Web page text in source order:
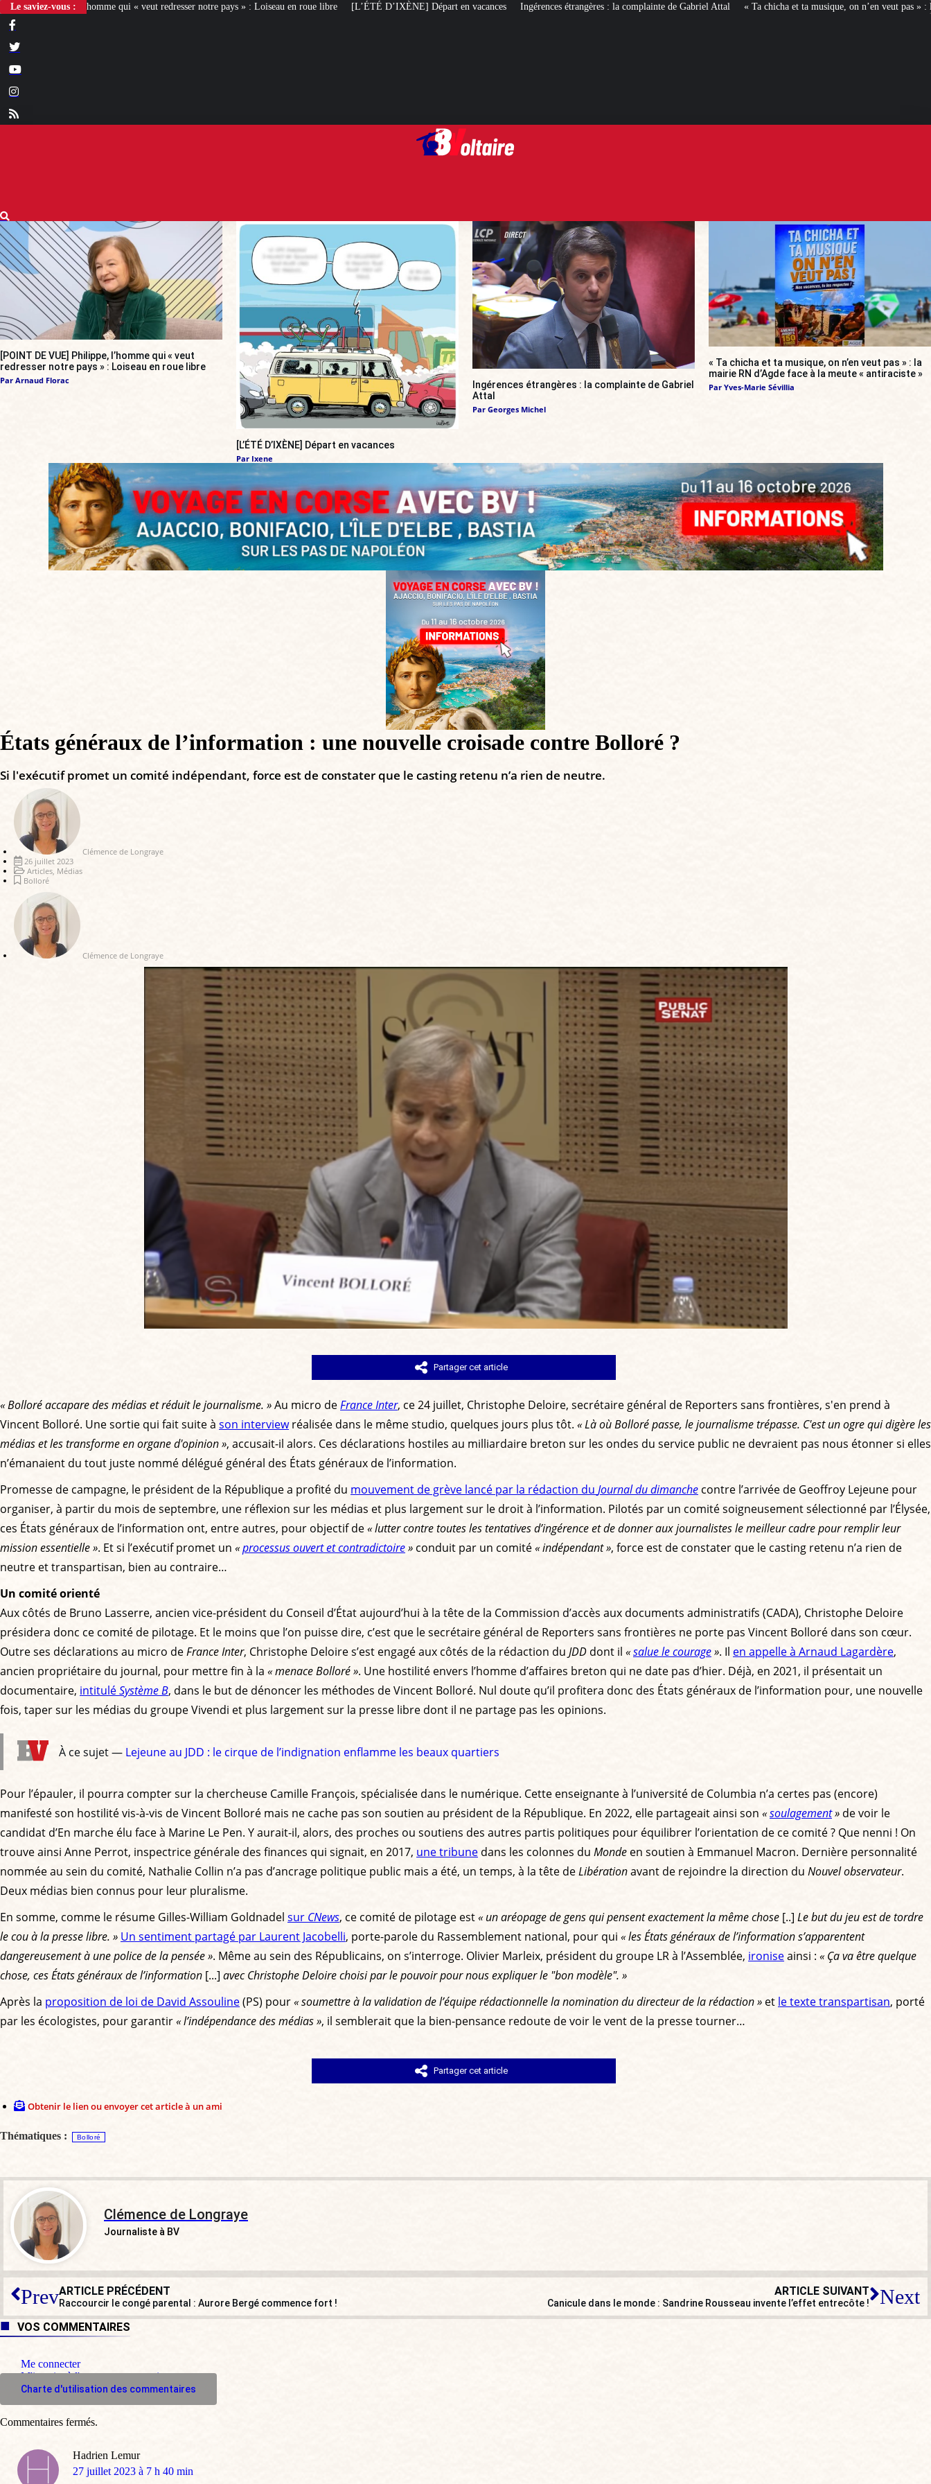
Le saviez-vous :
« veut redresser notre pays » : Loiseau en roue libre [L’ÉTÉ D’IXÈNE] Départ en vacances Ingérences étrangères : la complainte de Gabriel Attal « Ta chicha et ta musique, on n’en veut pas » : la mairie RN d’Agde face à
[POINT DE VUE] Philippe, l’homme qui « veut
redresser notre pays » : Loiseau en roue libre
Par Arnaud Florac
[L’ÉTÉ D’IXÈNE] Départ en vacances
Par Ixene
Ingérences étrangères : la complainte de Gabriel
Attal
Par Georges Michel
« Ta chicha et ta musique, on n’en veut pas » : la
mairie RN d’Agde face à la meute « antiraciste »
Par Yves-Marie Sévillia
États généraux de l’information : une nouvelle croisade contre Bolloré ?
Si l'exécutif promet un comité indépendant, force est de constater que le casting retenu n’a rien de neutre.
Clémence de Longraye
26 juillet 2023
Articles Médias
Bolloré
Clémence de Longraye
Partager cet article
« Bolloré accapare des médias et réduit le journalisme. »Au micro deFrance Inter, ce 24 juillet, Christophe Deloire, secrétaire général de Reporters sans frontières, s'en prend à
Vincent Bolloré. Une sortie qui fait suite à son interviewréalisée dans le même studio, quelques jours plus tôt. « Là où Bolloré passe, le journalisme trépasse. C'est un ogre qui digère les
médias et les transforme en organe d'opinion », accusait-il alors. Ces déclarations hostiles au milliardaire breton sur les ondes du service public ne devraient pas nous étonner si elles
n’émanaient du tout juste nommé délégué général des États généraux de l’information.
Promesse de campagne, le président de la République a profité du mouvement de grève lancé par la rédaction du Journal du dimanche contre l’arrivée de Geoffroy Lejeune pour
organiser, à partir du mois de septembre, une réflexion sur les médias et plus largement sur le droit à l’information. Pilotés par un comité soigneusement sélectionné par l’Élysée,
ces États généraux de l’information ont, entre autres, pour objectif de« lutter contre toutes les tentatives d’ingérence et de donner aux journalistes le meilleur cadre pour remplir leur
mission essentielle ». Et si l’exécutif promet un «processus ouvert et contradictoire» conduit par un comité« indépendant », force est de constater que le casting retenu n’a rien de
neutre et transpartisan, bien au contraire…
Un comité orienté
Aux côtés de Bruno Lasserre, ancien vice-président du Conseil d’État aujourd’hui à la tête de la Commission d’accès aux documents administratifs (CADA), Christophe Deloire
présidera donc ce comité de pilotage. Et le moins que l’on puisse dire, c’est que le secrétaire général de Reporters sans frontières ne porte pas Vincent Bolloré dans son cœur.
Outre ses déclarations au micro deFrance Inter, Christophe Deloire s’est engagé aux côtés de la rédaction du JDD dont il «salue le courage». Il en appelle à Arnaud Lagardère,
ancien propriétaire du journal, pour mettre fin à la « menace Bolloré ». Une hostilité envers l’homme d’affaires breton qui ne date pas d’hier. Déjà, en 2021, il présentait un
documentaire, intituléSystème B, dans le but de dénoncer les méthodes de Vincent Bolloré. Nul doute qu’il profitera donc des États généraux de l’information pour, une nouvelle
fois, taper sur les médias du groupe Vivendi et plus largement sur la presse libre dont il ne partage pas les opinions.
À ce sujet — Lejeune au JDD : le cirque de l’indignation enflamme les beaux quartiers
Pour l’épauler, il pourra compter sur la chercheuse Camille François, spécialisée dans le numérique. Cette enseignante à l’université de Columbia n’a certes pas (encore)
manifesté son hostilité vis-à-vis de Vincent Bolloré mais ne cache pas son soutien au président de la République. En 2022, elle partageait ainsi son «soulagement» de voir le
candidat d’En marche élu face à Marine Le Pen. Y aurait-il, alors, des proches ou soutiens des autres partis politiques pour équilibrer l’orientation de ce comité ? Que nenni ! On
trouve ainsi Anne Perrot, inspectrice générale des finances qui signait, en 2017, une tribune dans les colonnes du Mondeen soutien à Emmanuel Macron. Dernière personnalité
nommée au sein du comité, Nathalie Collin n’a pas d’ancrage politique public mais a été, un temps, à la tête deLibérationavant de rejoindre la direction du Nouvel observateur.
Deux médias bien connus pour leur pluralisme.
En somme, comme le résume Gilles-William Goldnadel sur CNews, ce comité de pilotage est« un aréopage de gens qui pensent exactement la même chose [..] Le but du jeu est de tordre
le cou à la presse libre. » Un sentiment partagé par Laurent Jacobelli, porte-parole du Rassemblement national, pour qui « les États généraux de l’information s’apparentent
dangereusement à une police de la pensée ». Même au sein des Républicains, on s’interroge. Olivier Marleix, président du groupe LR à l’Assemblée, ironiseainsi : « Ça va être quelque
chose, ces États généraux de l’information [...] avec Christophe Deloire choisi par le pouvoir pour nous expliquer le "bon modèle". »
Après la proposition de loi de David Assouline(PS) pour« soumettre à la validation de l’équipe rédactionnelle la nomination du directeur de la rédaction » et le texte transpartisan, porté
par les écologistes, pour garantir« l’indépendance des médias », il semblerait que la bien-pensance redoute de voir le vent de la presse tourner…
Partager cet article
Obtenir le lien ou envoyer cet article à un ami
Thématiques : Bolloré
Clémence de Longraye
Journaliste à BV
PrevARTICLE PRÉCÉDENT
Raccourcir le congé parental : Aurore Bergé commence fort !
ARTICLE SUIVANT
Canicule dans le monde : Sandrine Rousseau invente l’effet entrecôte ! Next
VOS COMMENTAIRES
Me connecter
M'inscrire à l'espace commentaire
Charte d'utilisation des commentaires
Hadrien Lemur
dit
27 juillet 2023 à 7 h 40 min
Commentaires fermés.